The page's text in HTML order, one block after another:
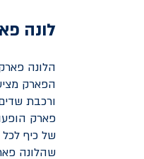
לונה
הלונה
הפארק
ורכבת
פארק
של כיף
שהלונה